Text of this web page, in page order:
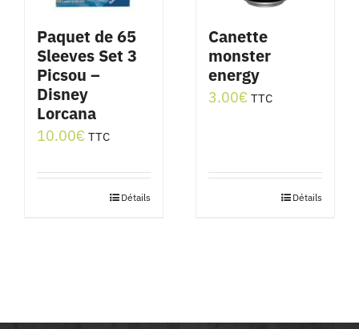
Paquet de 65
Sleeves Set 3
Picsou –
Disney
Lorcana
10.00€ TTC
Détails
Canette
monster
energy
3.00€ TTC
Détails